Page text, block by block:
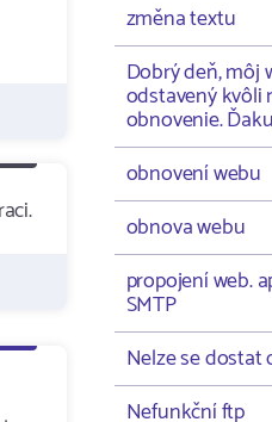
změna textu
Dobrý deň, môj
odstavený kvôli
obnovenie.
obnovení webu
obnova webu
propojení web.
SMTP
Nelze se dostat
Nefunkční ftp